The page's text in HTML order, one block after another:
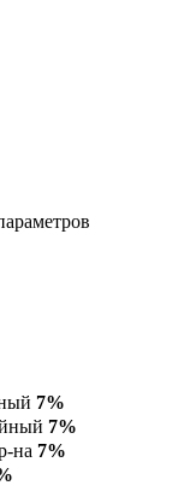
7%
7%
на 7%